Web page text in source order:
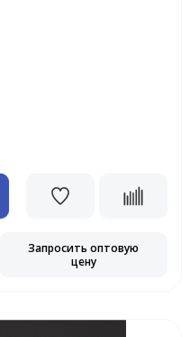
Запросить оптовую
цену